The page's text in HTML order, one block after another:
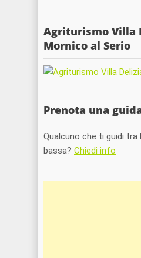
Agriturismo Villa
Mornico al Serio
Prenota una
Qualcuno che ti guidi tra
bassa? Chiedi info